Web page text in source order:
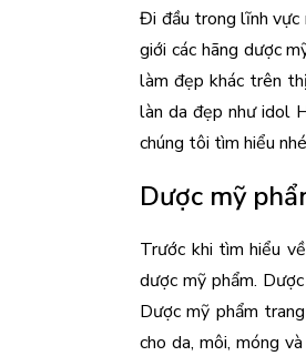
Đi đầu trong lĩnh vực
giới các hãng dược
làm đẹp khác trên
làn da đẹp như idol
chúng tôi tìm hiểu
Dược mỹ
Trước khi tìm hiểu
dược mỹ phẩm.
Dược mỹ phẩm
cho da, môi, móng